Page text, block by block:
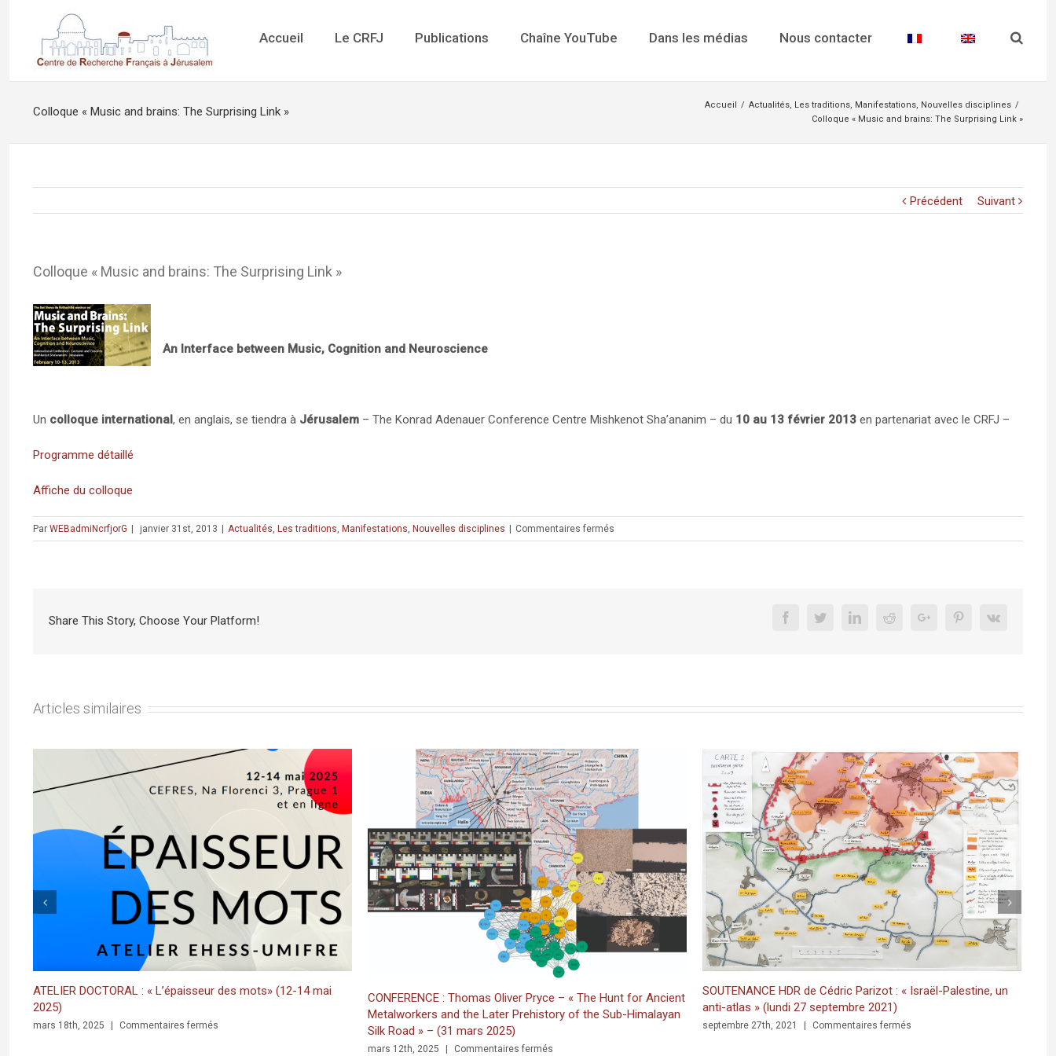
Accueil Le CRFJ Publications Chaîne YouTube Dans les médias Nous contacter
Colloque « Music and brains: The Surprising Link » Accueil / Actualités, Les traditions, Manifestations, Nouvelles disciplines /
Colloque « Music and brains: The Surprising Link »
Précédent Suivant
Colloque « Music and brains: The Surprising Link »
An Interface between Music, Cognition and Neuroscience
Un colloque international, en anglais, se tiendra à Jérusalem – The Konrad Adenauer Conference Centre Mishkenot Sha’ananim – du 10 au 13 février 2013 en partenariat avec le CRFJ –
Programme détaillé
Affiche du colloque
Par WEBadmiNcrfjorG janvier 31st, 2013 Actualités, Les traditions, Manifestations, Nouvelles disciplines Commentaires fermés
Colloque
Share This Story, Choose Your Platform! FacebookTwitterLinkedinRedditGoogle+ PinterestVk
Articles similaires
ATELIER DOCTORAL : « L’épaisseur des mots» (12-14 mai
2025)
mars 18th, 2025 Commentaires ferméssur
CONFERENCE : Thomas Oliver Pryce – « The Hunt for Ancient
Metalworkers and the Later Prehistory of the Sub-Himalayan
Silk Road » – (31 mars 2025)
mars 12th, 2025 | Commentaires ferméssur
SOUTENANCE HDR de Cédric Parizot : « Israël-Palestine, un
anti-atlas » (lundi 27 septembre 2021)
septembre 27th, 2021 Commentaires ferméssur